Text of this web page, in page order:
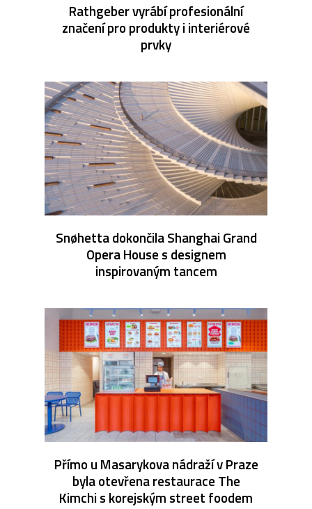
Rathgeber vyrábí profesionální
značení pro produkty i interiérové
prvky
Snøhetta dokončila Shanghai Grand
Opera House s designem
inspirovaným tancem
Přímo u Masarykova nádraží v Praze
byla otevřena restaurace The
Kimchi s korejským street foodem